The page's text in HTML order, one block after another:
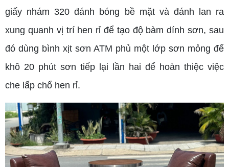
giấy nhám 320 đánh bóng bề mặt và đánh lan ra
xung quanh vị trí hen rỉ để tạo độ bàm dính sơn, sau
đó dùng bình xịt sơn ATM phủ một lớp sơn mỏng để
khô 20 phút sơn tiếp lại lần hai để hoàn thiệc việc
che lấp chổ hen rỉ.